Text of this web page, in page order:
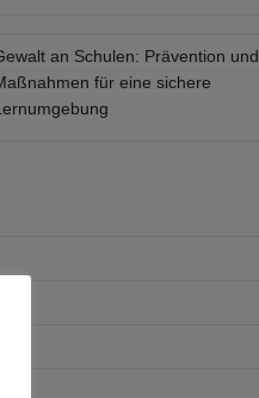
an Schulen: Prävention und
für eine sichere